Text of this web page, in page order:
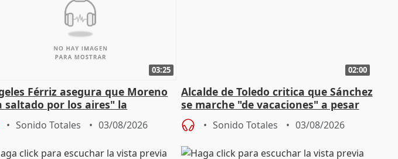
03:25
Férriz asegura que Moreno
saltado por los aires" la
tras acuerdo con SMA
Sonido Totales 03/08/2026
02:00
Alcalde de Toledo critica que Sánchez
se marche "de vacaciones" a pesar
de la crisis migratoria
Sonido Totales 03/08/2026